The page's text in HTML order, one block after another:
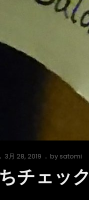
Posted
3月 28, 2019 by satomi
チェック